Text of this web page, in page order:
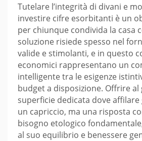
Tutelare l’integrità di divani e
investire cifre esorbitanti è un
per chiunque condivida la casa
soluzione risiede spesso nel
valide e stimolanti, e in questo
economici rappresentano un
intelligente tra le esigenze
budget a disposizione. Offrire al
superficie dedicata dove
un capriccio, ma una risposta
bisogno etologico
al suo equilibrio e benessere